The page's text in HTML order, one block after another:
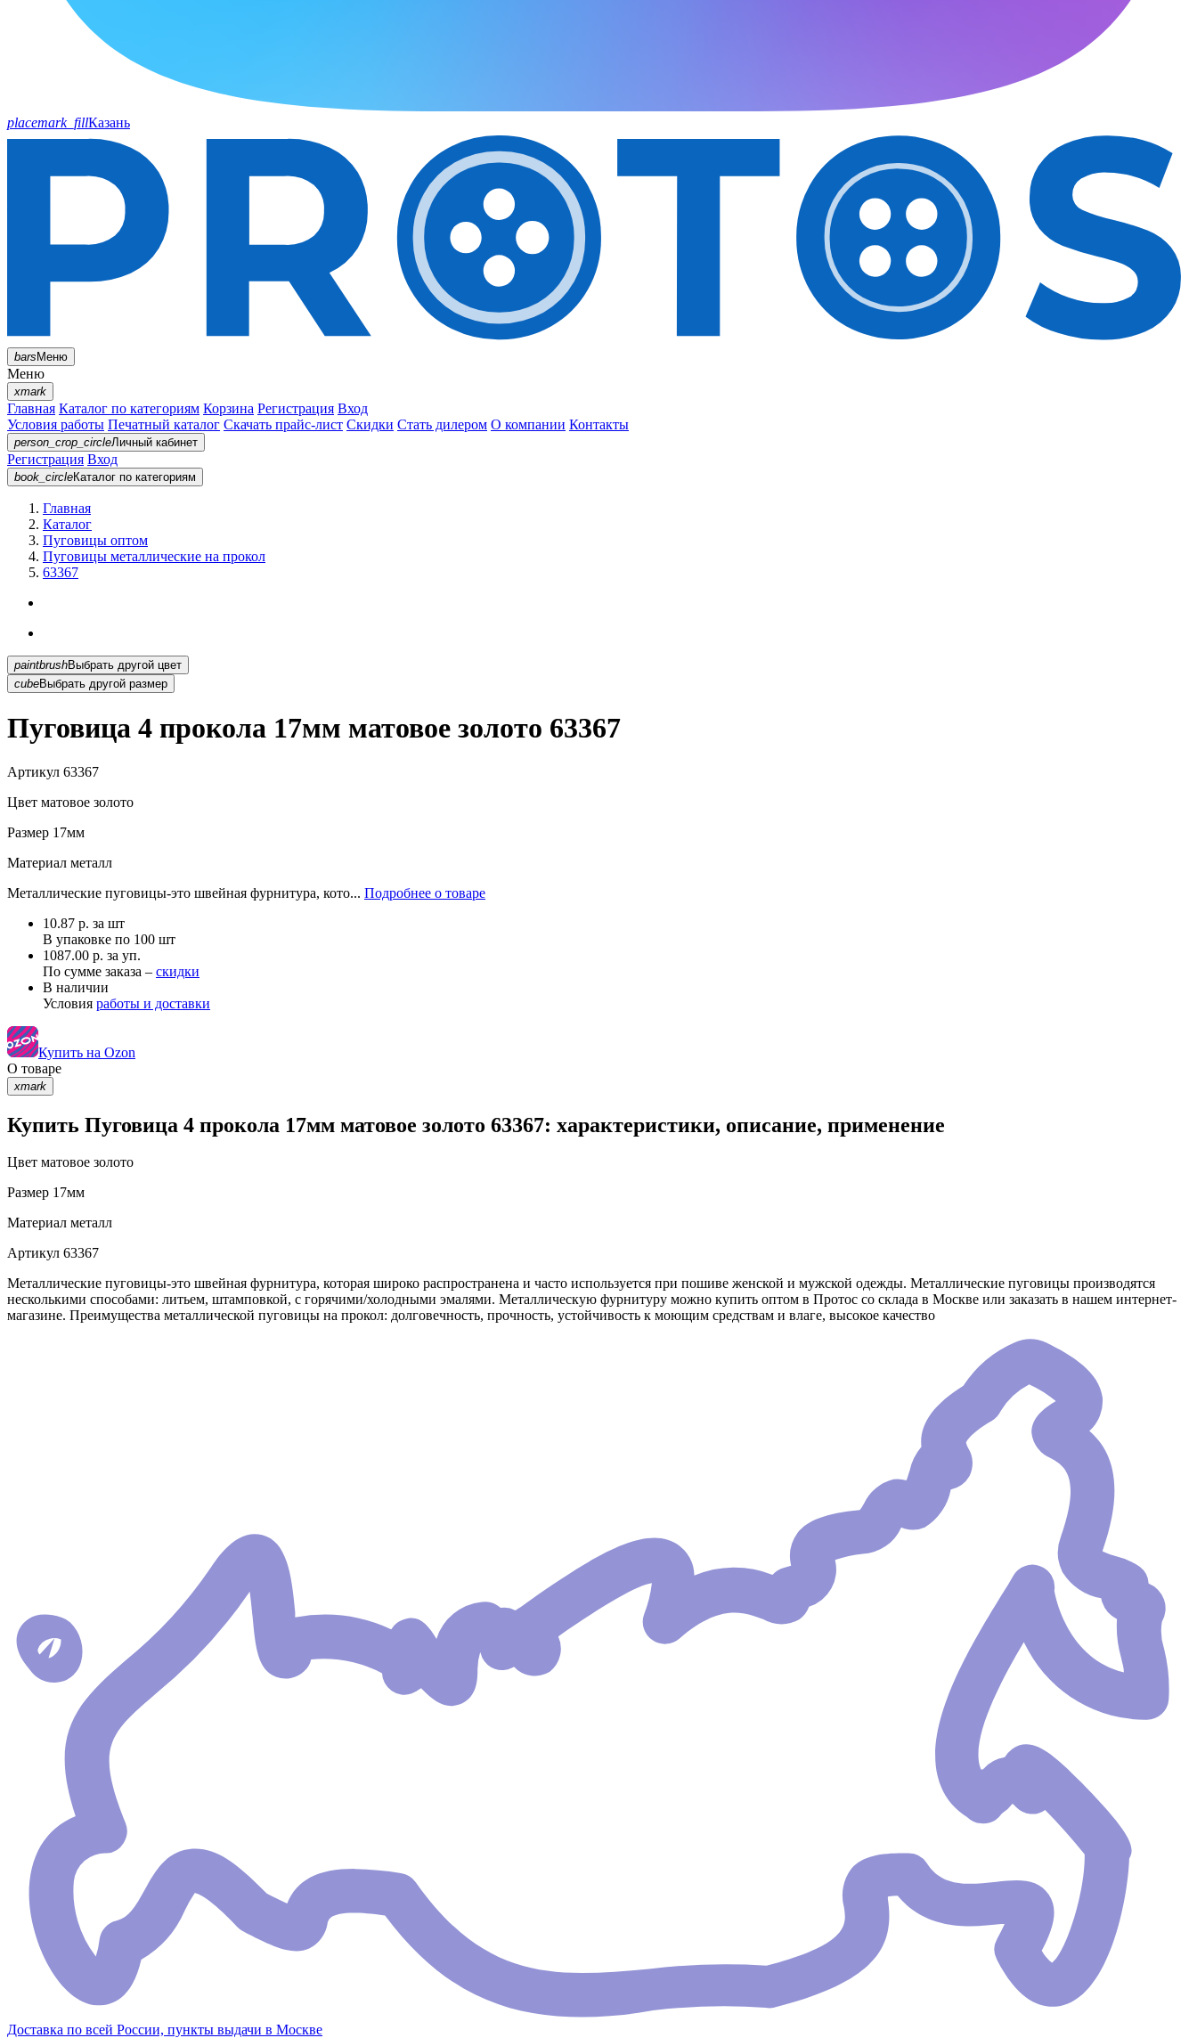
placemark_fillКазань
barsМеню
Меню
xmark
Главная Каталог по категориям Корзина Регистрация Вход
Условия работы Печатный каталог Скачать прайс-лист Скидки Стать дилером О компании Контакты
person_crop_circleЛичный кабинет
Регистрация Вход
book_circleКаталог по категориям
Главная
Каталог
Пуговицы оптом
Пуговицы металлические на прокол
63367
paintbrush
Выбрать другой цвет
cubeВыбрать другой размер
Пуговица 4 прокола 17мм матовое золото 63367
Артикул 63367
Цвет матовое золото
Размер 17мм
Материал металл
Металлические пуговицы-это швейная фурнитура, кото... Подробнее о товаре
10.87 р. за шт
В упаковке по 100 шт
1087.00 р. за уп.
По сумме заказа – скидки
В наличии
Условия работы и доставки
Купить на Ozon
О товаре
xmark
Купить Пуговица 4 прокола 17мм матовое золото 63367: характеристики, описание, применение
Цвет матовое золото
Размер 17мм
Материал металл
Артикул 63367
Металлические пуговицы-это швейная фурнитура, которая широко распространена и часто используется при пошиве женской и мужской одежды. Металлические пуговицы производятся
несколькими способами: литьем, штамповкой, с горячими/холодными эмалями. Металлическую фурнитуру можно купить оптом в Протос со склада в Москве или заказать в нашем интернет-
магазине. Преимущества металлической пуговицы на прокол: долговечность, прочность, устойчивость к моющим средствам и влаге, высокое качество
Доставка по всей России, пункты выдачи в Москве